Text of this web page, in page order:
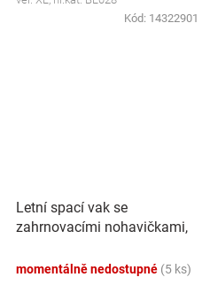
Kód: 14322901
Letní spací vak se
zahrnovacími nohavičkami,
potiskem, M
momentálně nedostupné (5 ks)